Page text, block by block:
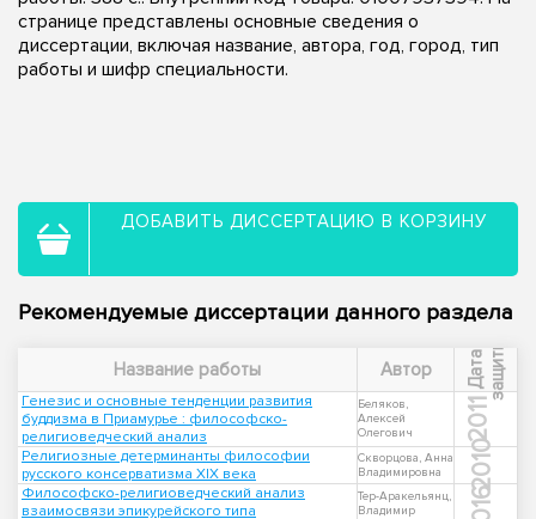
странице представлены основные сведения о
диссертации, включая название, автора, год, город, тип
работы и шифр специальности.
ДОБАВИТЬ ДИССЕРТАЦИЮ В КОРЗИНУ
Рекомендуемые диссертации данного раздела
Название работы Автор Д
а
т
а
з
а
щ
и
т ы
Генезис и основные тенденции развития
буддизма в Приамурье : философско-
религиоведческий анализ
Беляков,
Алексей
Олегович
2011
Религиозные детерминанты философии
русского консерватизма XIX века
Скворцова, Анна
Владимировна
2010
Философско-религиоведческий анализ
взаимосвязи эпикурейского типа
Тер-Аракельянц,
Владимир